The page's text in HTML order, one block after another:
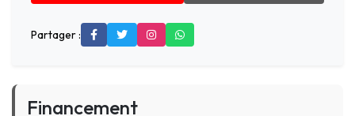
Partager :
Financement